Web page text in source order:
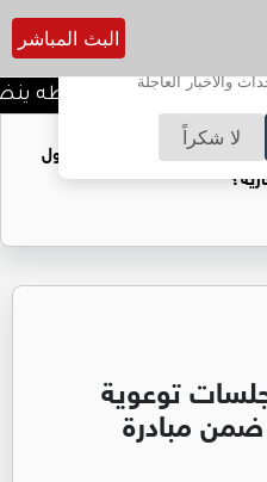
الإشعارات؟
والأخبار العاجلة
لا شكراً
البث المباشر
منتخب النشامى أبو طه
لتحقيق مكاسب مادية.. هل تحول
توعوية
مبادرة